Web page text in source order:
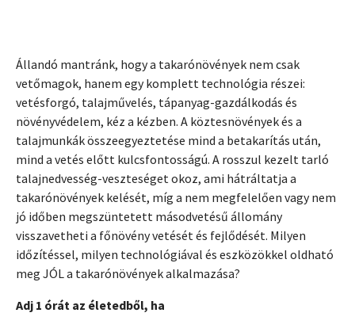
Állandó mantránk, hogy a takarónövények nem csak
vetőmagok, hanem egy komplett technológia részei:
vetésforgó, talajművelés, tápanyag-gazdálkodás és
növényvédelem, kéz a kézben. A köztesnövények és a
talajmunkák összeegyeztetése mind a betakarítás után,
mind a vetés előtt kulcsfontosságú. A rosszul kezelt tarló
talajnedvesség-veszteséget okoz, ami hátráltatja a
takarónövények kelését, míg a nem megfelelően vagy nem
jó időben megszüntetett másodvetésű állomány
visszavetheti a főnövény vetését és fejlődését. Milyen
időzítéssel, milyen technológiával és eszközökkel oldható
meg JÓL a takarónövények alkalmazása?
Adj 1 órát az életedből, ha